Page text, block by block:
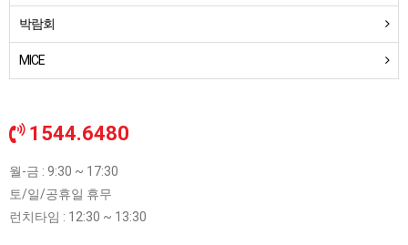
박람회
MICE
1544.6480
월-금 : 9:30 ~ 17:30
토/일/공휴일 휴무
런치타임 : 12:30 ~ 13:30